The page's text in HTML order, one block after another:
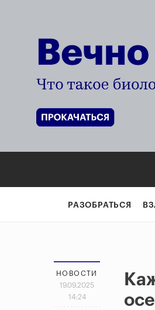
РАЗОБРАТЬСЯ
НОВОСТИ
19.09.2025
14:24